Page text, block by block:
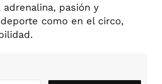
pasión y
como en el circo,